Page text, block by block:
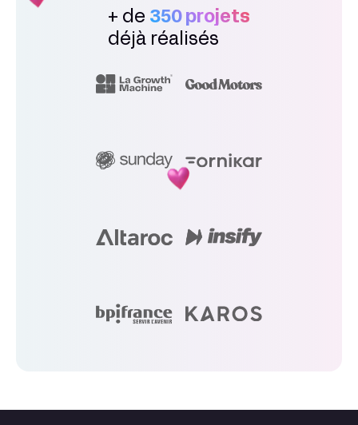
+ de 350 projets
déjà réalisés